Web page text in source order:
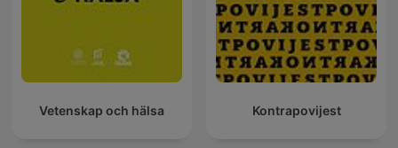
Vetenskap och hälsa Kontrapovijest